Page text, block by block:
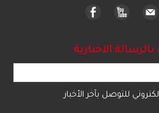
الاخبارية
للتوصل بآخر الأخبار